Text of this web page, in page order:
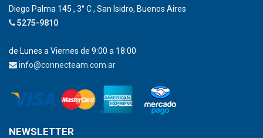
Diego Palma 145 , 3° C , San Isidro, Buenos Aires
5275-9810
de Lunes a Viernes de 9:00 a 18:00
info@connecteam.com.ar
NEWSLETTER